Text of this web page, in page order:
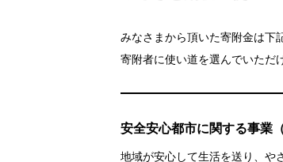
みなさまから頂いた寄附金は下
寄附者に使い道を選んでいただ
安全安心都市に関する事業
地域が安心して生活を送り、や